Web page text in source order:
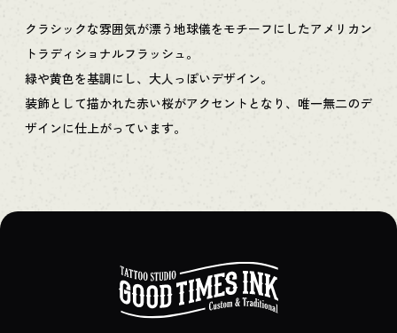
クラシックな雰囲気が漂う地球儀をモチーフにしたアメリカン
トラディショナルフラッシュ。
緑や黄色を基調にし、大人っぽいデザイン。
装飾として描かれた赤い桜がアクセントとなり、唯一無二のデ
ザインに仕上がっています。